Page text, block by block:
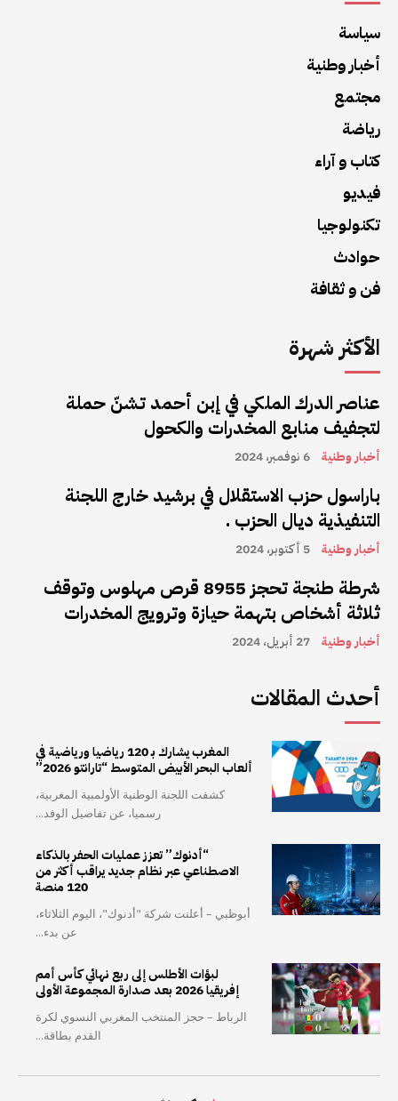
سياسة
أخبار وطنية
مجتمع
رياضة
كتاب و آراء
فيديو
تكنولوجيا
حوادث
فن و ثقافة
الأكثر شهرة
عناصر الدرك الملكي في إبن أحمد تشنّ حملة
لتجفيف منابع المخدرات والكحول
أخبار وطنية 6 نوفمبر، 2024
باراسول حزب الاستقلال في برشيد خارج اللجنة
التنفيذية ديال الحزب .
أخبار وطنية 5 أكتوبر، 2024
شرطة طنجة تحجز 8955 قرص مهلوس وتوقف
ثلاثة أشخاص بتهمة حيازة وترويج المخدرات
أخبار وطنية 27 أبريل، 2024
أحدث المقالات
المغرب يشارك بـ 120 رياضيا ورياضية في
ألعاب البحر الأبيض المتوسط “تارانتو 2026”
كشفت اللجنة الوطنية الأولمبية المغربية،
رسميا، عن تفاصيل الوفد...
“أدنوك” تعزز عمليات الحفر بالذكاء
الاصطناعي عبر نظام جديد يراقب أكثر من
120 منصة
أبوظبي – أعلنت شركة "أدنوك"، اليوم الثلاثاء،
عن بدء...
لبؤات الأطلس إلى ربع نهائي كأس أمم
إفريقيا 2026 بعد صدارة المجموعة الأولى
الرباط – حجز المنتخب المغربي النسوي لكرة
القدم بطاقة...